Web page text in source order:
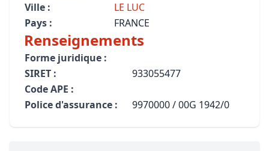
Ville :
LE LUC
Pays :
FRANCE
Renseignements
Forme juridique :
SIRET :
933055477
Code APE :
Police d'assurance :
9970000 / 00G 1942/0